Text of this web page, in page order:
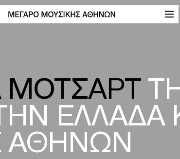
ΜΟΤΣΑΡΤ
ΕΛΛΑΔΑ
ΑΘΗΝΩΝ